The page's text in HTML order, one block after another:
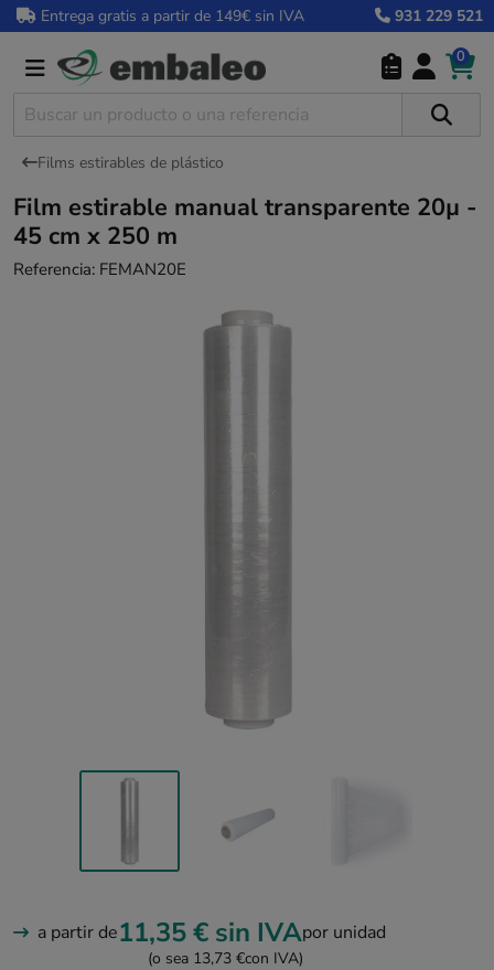
Entrega gratis a partir de 149€ sin IVA 931 229 521
0
Films estirables de plástico
Film estirable manual transparente 20µ -
45 cm x 250 m
Referencia: FEMAN20E
a partir de11,35 € sin IVApor unidad
(o sea 13,73 €con IVA)